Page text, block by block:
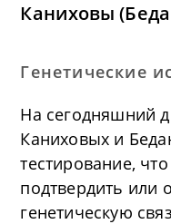
Каниховы
Генетические
На сегодняшний
Каниховых и
тестирование,
подтвердить или
генетическую